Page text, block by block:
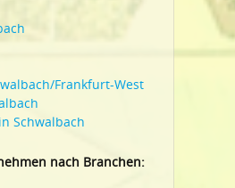
Frankfurt-West
Schwalbach
nach Branchen: